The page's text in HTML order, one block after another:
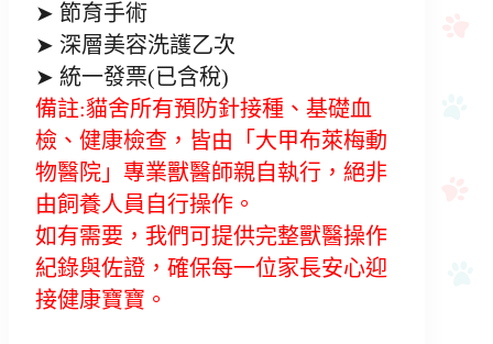
➤ 節育手術
➤ 深層美容洗護乙次
➤ 統一發票(已含稅)
備註:貓舍所有預防針接種、基礎血
檢、健康檢查，皆由「大甲布萊梅動
物醫院」專業獸醫師親自執行，絕非
由飼養人員自行操作。
如有需要，我們可提供完整獸醫操作
紀錄與佐證，確保每一位家長安心迎
接健康寶寶。